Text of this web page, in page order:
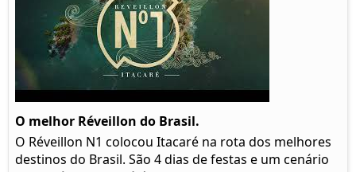
O melhor Réveillon do Brasil.
O Réveillon N1 colocou Itacaré na rota dos melhores
destinos do Brasil. São 4 dias de festas e um cenário